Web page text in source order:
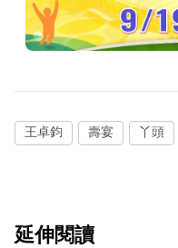
王卓鈞 壽宴 丫頭
延伸閱讀